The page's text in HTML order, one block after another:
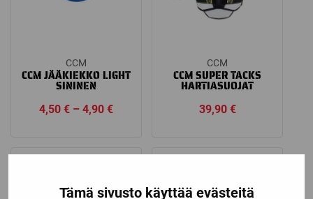
Tämä sivusto käyttää evästeitä
CCM
CCM JÄÄKIEKKO LIGHT
SININEN
4,50€ – 4,90€Price
through
CCM
CCM SUPER TACKS
HARTIASUOJAT
39,90 €